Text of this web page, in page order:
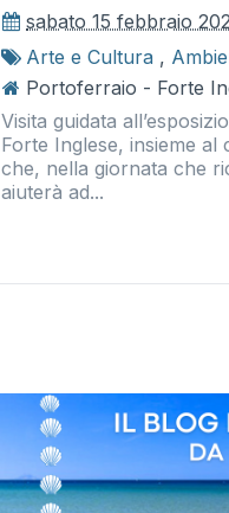
sabato 15 febbraio
Arte e Cultura ,
Portoferraio - Forte
Visita guidata
Forte Inglese, insieme
che, nella giornata che
aiuterà ad...